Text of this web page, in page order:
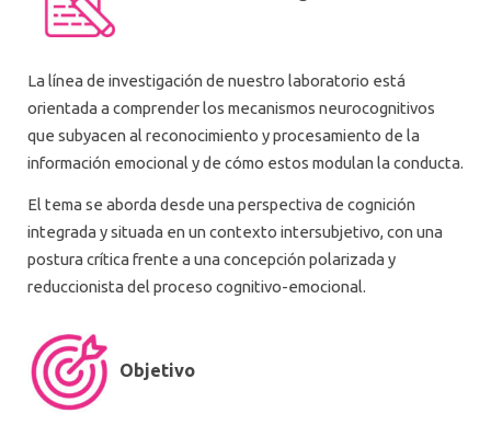
LABORATORIO DE EMOCIONES Y PSICOTERAPIA (EMOPSY LAB)
PROCESOS DE TRANSFORMACIÓN Y AGENCIA HUMANA (LAB-TAH)
LABORATORIO DE CONVIVENCIA
LABORATORIO BIENESTAR SUBJETIVO EN NIÑEZ Y ADOLESCENCIA
LABORATORIO DE APRENDIZAJE MULTINIVEL EN EDUCACIÓN
SUPERIOR (AMES)
LABORATORIO CONDICIONANTES DE LA SALUD MENTAL Y
La línea de investigación de nuestro laboratorio está
orientada a comprender los mecanismos neurocognitivos
que subyacen al reconocimiento y procesamiento de la
información emocional y de cómo estos modulan la conducta.
El tema se aborda desde una perspectiva de cognición
integrada y situada en un contexto intersubjetivo, con una
postura crítica frente a una concepción polarizada y
reduccionista del proceso cognitivo-emocional.
Objetivo